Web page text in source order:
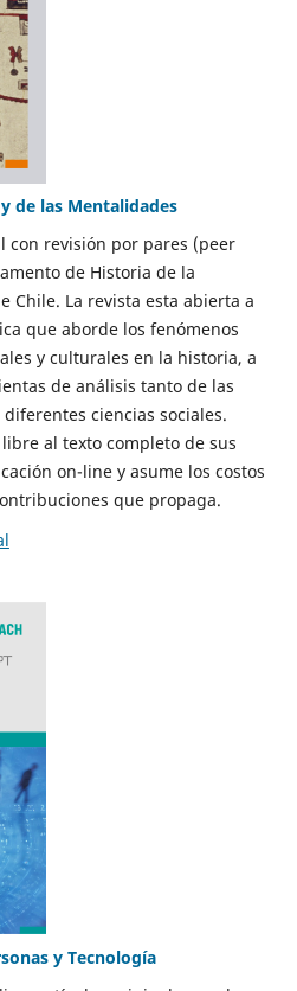
de las Mentalidades
con revisión por pares (peer
de Historia de la
Chile. La revista esta abierta a
que aborde los fenómenos
y culturales en la historia, a
de análisis tanto de las
ciencias sociales.
al texto completo de sus
on-line y asume los costos
que propaga.
y Tecnología